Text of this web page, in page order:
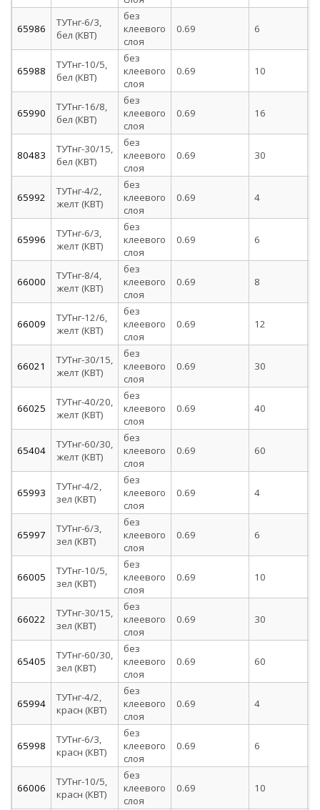
65986
ТУТнг-6/3,
бел (КВТ)
без
клеевого
слоя
0.69 6
65988
ТУТнг-10/5,
бел (КВТ)
без
клеевого
слоя
0.69 10
65990
ТУТнг-16/8,
бел (КВТ)
без
клеевого
слоя
0.69 16
80483
ТУТнг-30/15,
бел (КВТ)
без
клеевого
слоя
0.69 30
65992
ТУТнг-4/2,
желт (КВТ)
без
клеевого
слоя
0.69 4
65996
ТУТнг-6/3,
желт (КВТ)
без
клеевого
слоя
0.69 6
66000
ТУТнг-8/4,
желт (КВТ)
без
клеевого
слоя
0.69 8
66009
ТУТнг-12/6,
желт (КВТ)
без
клеевого
слоя
0.69 12
66021
ТУТнг-30/15,
желт (КВТ)
без
клеевого
слоя
0.69 30
66025
ТУТнг-40/20,
желт (КВТ)
без
клеевого
слоя
0.69 40
65404
ТУТнг-60/30,
желт (КВТ)
без
клеевого
слоя
0.69 60
65993
ТУТнг-4/2,
зел (КВТ)
без
клеевого
слоя
0.69 4
65997
ТУТнг-6/3,
зел (КВТ)
без
клеевого
слоя
0.69 6
66005
ТУТнг-10/5,
зел (КВТ)
без
клеевого
слоя
0.69 10
66022
ТУТнг-30/15,
зел (КВТ)
без
клеевого
слоя
0.69 30
65405
ТУТнг-60/30,
зел (КВТ)
без
клеевого
слоя
0.69 60
65994
ТУТнг-4/2,
красн (КВТ)
без
клеевого
слоя
0.69 4
65998
ТУТнг-6/3,
красн (КВТ)
без
клеевого
слоя
0.69 6
66006
ТУТнг-10/5,
красн (КВТ)
без
клеевого
слоя
0.69 10